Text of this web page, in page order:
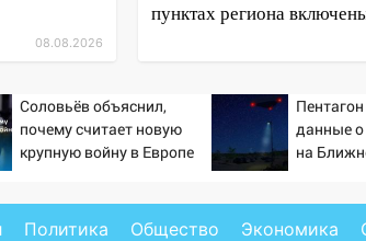
08.08.2026
пунктах региона
Соловьёв объяснил,
почему считает новую
крупную войну в Европе
данные
на
Политика Общество Экономика